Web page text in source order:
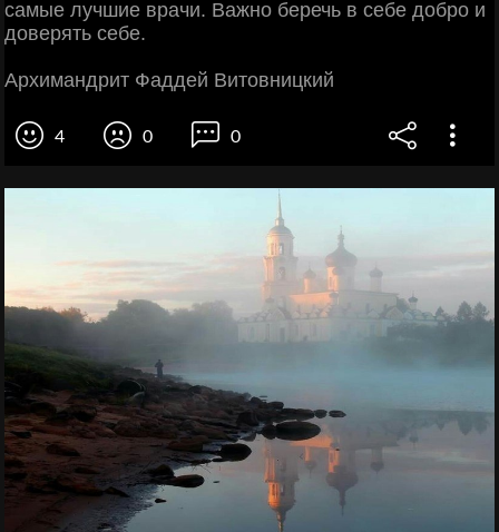
самые лучшие врачи. Важно беречь в себе добро и
доверять себе.
Архимандрит Фаддей Витовницкий
4 0 0